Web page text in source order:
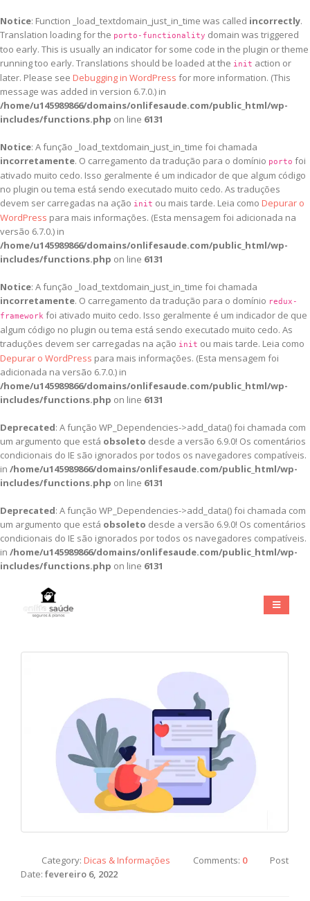
Notice: Function _load_textdomain_just_in_time was called incorrectly.
Translation loading for the porto-functionality domain was triggered
too early. This is usually an indicator for some code in the plugin or theme
running too early. Translations should be loaded at the init action or
later. Please see Debugging in WordPress for more information. (This
message was added in version 6.7.0.) in
/home/u145989866/domains/onlifesaude.com/public_html/wp-
includes/functions.php on line 6131
Notice: A função _load_textdomain_just_in_time foi chamada
incorretamente. O carregamento da tradução para o domínio porto foi
ativado muito cedo. Isso geralmente é um indicador de que algum código
no plugin ou tema está sendo executado muito cedo. As traduções
devem ser carregadas na ação init ou mais tarde. Leia como Depurar o
WordPress para mais informações. (Esta mensagem foi adicionada na
versão 6.7.0.) in
/home/u145989866/domains/onlifesaude.com/public_html/wp-
includes/functions.php on line 6131
Notice: A função _load_textdomain_just_in_time foi chamada
incorretamente. O carregamento da tradução para o domínio redux-
framework foi ativado muito cedo. Isso geralmente é um indicador de que
algum código no plugin ou tema está sendo executado muito cedo. As
traduções devem ser carregadas na ação init ou mais tarde. Leia como
Depurar o WordPress para mais informações. (Esta mensagem foi
adicionada na versão 6.7.0.) in
/home/u145989866/domains/onlifesaude.com/public_html/wp-
includes/functions.php on line 6131
Deprecated: A função WP_Dependencies->add_data() foi chamada com
um argumento que está obsoleto desde a versão 6.9.0! Os comentários
condicionais do IE são ignorados por todos os navegadores compatíveis.
in /home/u145989866/domains/onlifesaude.com/public_html/wp-
includes/functions.php on line 6131
Deprecated: A função WP_Dependencies->add_data() foi chamada com
um argumento que está obsoleto desde a versão 6.9.0! Os comentários
condicionais do IE são ignorados por todos os navegadores compatíveis.
in /home/u145989866/domains/onlifesaude.com/public_html/wp-
includes/functions.php on line 6131
Category: Dicas & Informações Comments: 0
Post
Date: fevereiro 6, 2022